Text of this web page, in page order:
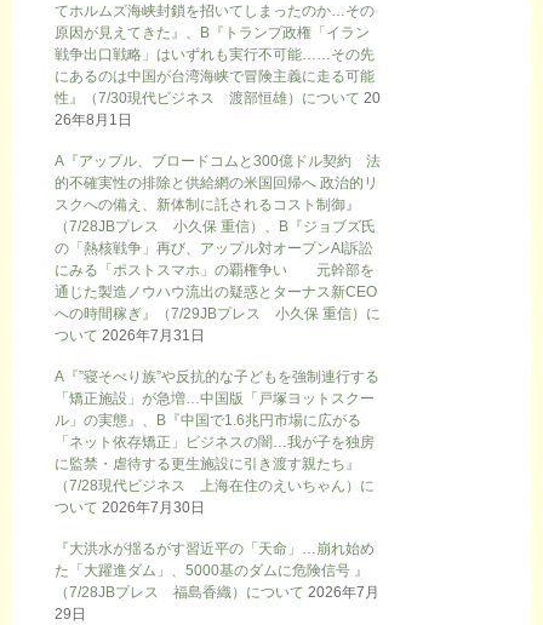
てホルムズ海峡封鎖を招いてしまったのか…その
原因が見えてきた』、B『トランプ政権「イラン
戦争出口戦略」はいずれも実行不可能……その先
にあるのは中国が台湾海峡で冒険主義に走る可能
性』（7/30現代ビジネス 渡部恒雄）について 20
26年8月1日
A『アップル、ブロードコムと300億ドル契約 法
的不確実性の排除と供給網の米国回帰へ 政治的リ
スクへの備え、新体制に託されるコスト制御』
（7/28JBプレス 小久保 重信）、B『ジョブズ氏
の「熱核戦争」再び、アップル対オープンAI訴訟
にみる「ポストスマホ」の覇権争い 元幹部を
通じた製造ノウハウ流出の疑惑とターナス新CEO
への時間稼ぎ』（7/29JBプレス 小久保 重信）に
ついて 2026年7月31日
A『”寝そべり族”や反抗的な子どもを強制連行する
「矯正施設」が急増…中国版「戸塚ヨットスクー
ル」の実態』、B『中国で1.6兆円市場に広がる
「ネット依存矯正」ビジネスの闇…我が子を独房
に監禁・虐待する更生施設に引き渡す親たち』
（7/28現代ビジネス 上海在住のえいちゃん）に
ついて 2026年7月30日
『大洪水が揺るがす習近平の「天命」…崩れ始め
た「大躍進ダム」、5000基のダムに危険信号 』
（7/28JBプレス 福島香織）について 2026年7月
29日